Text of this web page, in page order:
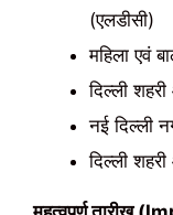
(एलडीसी)
महिला एवं
दिल्ली
नई दिल्ली
दिल्ली